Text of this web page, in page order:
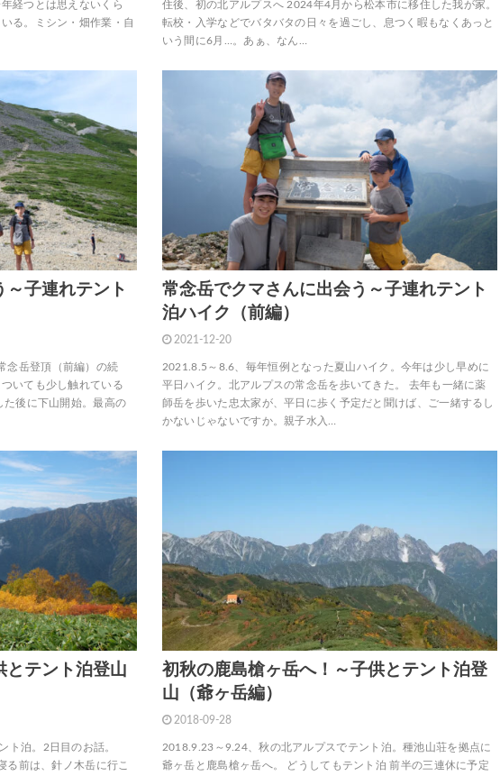
経つとは思えないくら
る。ミシン・畑作業・自
住後、初の北アルプスへ 2024年4月から松本市に移住した我が家。
転校・入学などでバタバタの日々を過ごし、息つく暇もなくあっと
いう間に6月…。あぁ、なん…
～子連れテント
念岳登頂（前編）の続
いても少し触れている
た後に下山開始。最高の
常念岳でクマさんに出会う～子連れテント
泊ハイク（前編）
2021-12-20
2021.8.5～8.6、毎年恒例となった夏山ハイク。今年は少し早めに
平日ハイク。北アルプスの常念岳を歩いてきた。 去年も一緒に薬
師岳を歩いた忠太家が、平日に歩く予定だと聞けば、ご一緒するし
かないじゃないですか。親子水入…
とテント泊登山
ト泊。2日目のお話。
る前は、針ノ木岳に行こ
初秋の鹿島槍ヶ岳へ！～子供とテント泊登
山（爺ヶ岳編）
2018-09-28
2018.9.23～9.24、秋の北アルプスでテント泊。種池山荘を拠点に
爺ヶ岳と鹿島槍ヶ岳へ。 どうしてもテント泊 前半の三連休に予定